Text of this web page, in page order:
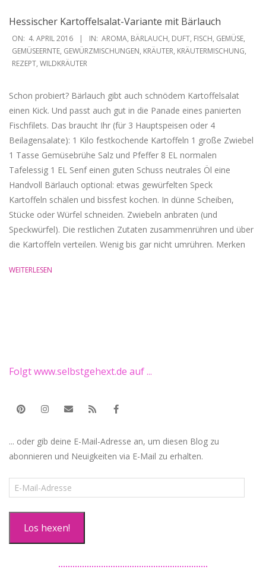
Hessischer Kartoffelsalat-Variante mit Bärlauch
2016-
04-
04
ON: 4. APRIL 2016 IN: AROMA, BÄRLAUCH, DUFT, FISCH, GEMÜSE,
GEMÜSEERNTE, GEWÜRZMISCHUNGEN, KRÄUTER, KRÄUTERMISCHUNG,
REZEPT, WILDKRÄUTER
Schon probiert? Bärlauch gibt auch schnödem Kartoffelsalat
einen Kick. Und passt auch gut in die Panade eines panierten
Fischfilets. Das braucht Ihr (für 3 Hauptspeisen oder 4
Beilagensalate): 1 Kilo festkochende Kartoffeln 1 große Zwiebel
1 Tasse Gemüsebrühe Salz und Pfeffer 8 EL normalen
Tafelessig 1 EL Senf einen guten Schuss neutrales Öl eine
Handvoll Bärlauch optional: etwas gewürfelten Speck
Kartoffeln schälen und bissfest kochen. In dünne Scheiben,
Stücke oder Würfel schneiden. Zwiebeln anbraten (und
Speckwürfel). Die restlichen Zutaten zusammenrühren und über
die Kartoffeln verteilen. Wenig bis gar nicht umrühren. Merken
WEITERLESEN
Folgt www.selbstgehext.de auf ...
... oder gib deine E-Mail-Adresse an, um diesen Blog zu
abonnieren und Neuigkeiten via E-Mail zu erhalten.
E-
Mail-
Los hexen!